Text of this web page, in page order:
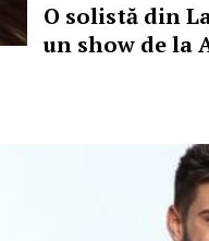
O solistă din
un show de la